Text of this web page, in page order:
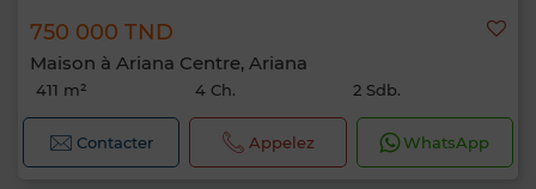
750 000 TND
Maison à Ariana Centre, Ariana
411 m² 4 Ch. 2 Sdb.
Contacter Appelez WhatsApp